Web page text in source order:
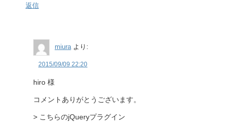
返信
miura より:
2015/09/09 22:20
hiro 様
コメントありがとうございます。
> こちらのjQueryプラグイン